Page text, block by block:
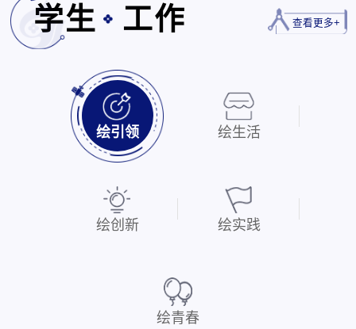
学生 工作 查看更多+
绘引领 绘生活
绘创新 绘实践
绘青春